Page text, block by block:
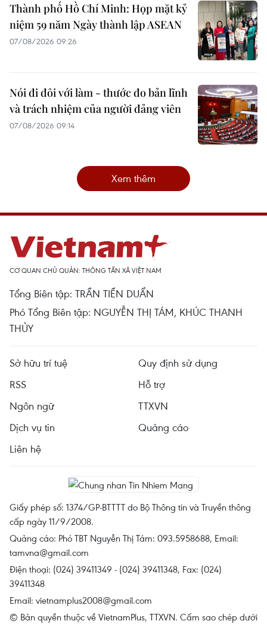
Thành phố Hồ Chí Minh: Họp mặt kỷ
niệm 59 năm Ngày thành lập ASEAN
07/08/2026 09:26
Nói đi đôi với làm - thước đo bản lĩnh
và trách nhiệm của người đảng viên
07/08/2026 09:14
Xem thêm
CƠ QUAN CHỦ QUẢN: THÔNG TẤN XÃ VIỆT NAM
Tổng Biên tập: TRẦN TIẾN DUẨN
Phó Tổng Biên tập: NGUYỄN THỊ TÁM, KHÚC THANH
THỦY
Sở hữu trí tuệ
Quy định sử dụng
RSS
Hỗ trợ
Ngôn ngữ
TTXVN
Dịch vụ tin
Quảng cáo
Liên hệ
Giấy phép số: 1374/GP-BTTTT do Bộ Thông tin và Truyền thông
cấp ngày 11/9/2008.
Quảng cáo: Phó TBT Nguyễn Thị Tám: 093.5958688, Email:
tamvna@gmail.com
Điện thoại: (024) 39411349 - (024) 39411348, Fax: (024)
39411348
Email: vietnamplus2008@gmail.com
© Bản quyền thuộc về VietnamPlus, TTXVN. Cấm sao chép dưới